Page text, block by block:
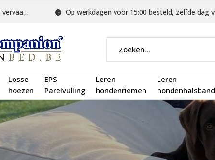
Losse
hoezen
EPS
Parelvulling
Leren
hondenriemen
Leren
Op werkdagen voor 15:00 besteld, zelfde dag verstuurd